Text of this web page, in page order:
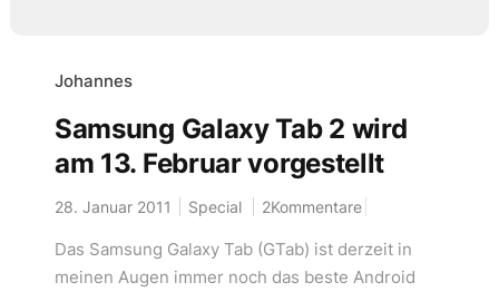
Johannes
Samsung Galaxy Tab 2 wird
am 13. Februar vorgestellt
28. Januar 2011 Special 2Kommentare
Das Samsung Galaxy Tab (GTab) ist derzeit in
meinen Augen immer noch das beste Android